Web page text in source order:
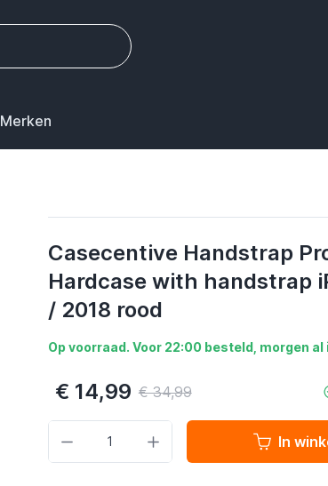
Merken
Casecentive Handstrap
Hardcase with handstrap
/ 2018 rood
Op voorraad. Voor 22:00 besteld, morgen al
€ 14,99 € 34,99
In